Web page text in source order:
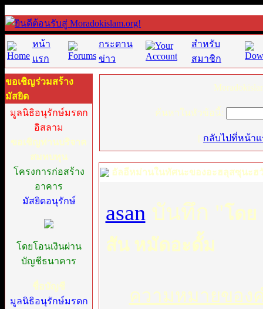
หน้า
แรก
กระดาน
ข่าว
สำหรับ
สมาชิก
ขอเชิญร่วมสร้าง
มัสยิด
มูลนิธิอนุรักษ์มรดก
อิสลาม
ขอเชิญท่านบริจาค
สมทบทุน
โครงการก่อสร้าง
อาคาร
มัสยิดอนุรักษ์
โดยโอนเงินผ่าน
บัญชีธนาคาร
ชื่อบัญชี
มูลนิธิอนุรักษ์มรดก
ค้นหาในหัวข้อนี้:
[ กลับไปที่หน้า
อัลอีหม่านในทัศนะของอะฮลุสซุนะฮ
asan บันทึก "โดย
สัน หมัดอะดั้ม
ความหมายของ